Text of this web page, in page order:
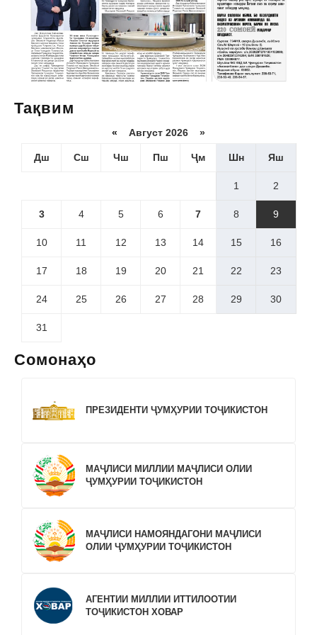
Тақвим
« Август 2026 »
Дш Сш Чш Пш Ҷм Шн Яш
1 2
3 4 5 6 7 8 9
10 11 12 13 14 15 16
17 18 19 20 21 22 23
24 25 26 27 28 29 30
31
Сомонаҳо
ПРЕЗИДЕНТИ ҶУМҲУРИИ ТОҶИКИСТОН
МАҶЛИСИ МИЛЛИИ МАҶЛИСИ ОЛИИ
ҶУМҲУРИИ ТОҶИКИСТОН
МАҶЛИСИ НАМОЯНДАГОНИ МАҶЛИСИ
ОЛИИ ҶУМҲУРИИ ТОҶИКИСТОН
АГЕНТИИ МИЛЛИИ ИТТИЛООТИИ
ТОҶИКИСТОН ХОВАР